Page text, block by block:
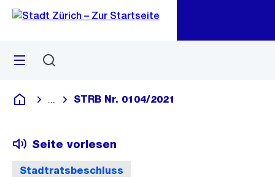
Navigation
Sprunglink
Menü
Deutsch
Blende alle Breadcrumbs ein
STRB Nr. 0104/2021
Stadtratsbeschluss
Seite vorlesen